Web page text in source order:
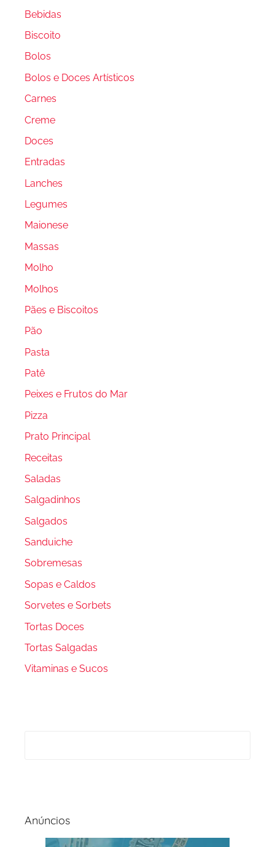
Bebidas
Biscoito
Bolos
Bolos e Doces Artísticos
Carnes
Creme
Doces
Entradas
Lanches
Legumes
Maionese
Massas
Molho
Molhos
Pães e Biscoitos
Pão
Pasta
Patê
Peixes e Frutos do Mar
Pizza
Prato Principal
Receitas
Saladas
Salgadinhos
Salgados
Sanduiche
Sobremesas
Sopas e Caldos
Sorvetes e Sorbets
Tortas Doces
Tortas Salgadas
Vitaminas e Sucos
Anúncios